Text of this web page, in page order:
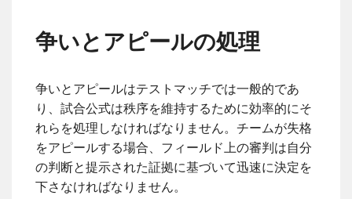
争いとアピールの処理
争いとアピールはテストマッチでは一般的であ
り、試合公式は秩序を維持するために効率的にそ
れらを処理しなければなりません。チームが失格
をアピールする場合、フィールド上の審判は自分
の判断と提示された証拠に基づいて迅速に決定を
下さなければなりません。